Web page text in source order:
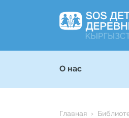
О нас
Главная